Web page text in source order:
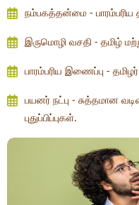
நம்பகத்தன்மை - பாரம்பரிய
இருமொழி வசதி - தமிழ்
பாரம்பரிய இணைப்பு -
பயனர் நட்பு - சுத்தமான
புதுப்பிப்புகள்.